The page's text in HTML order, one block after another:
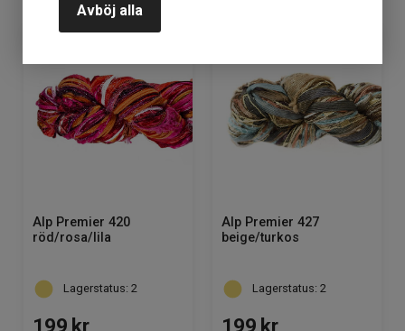
Avböj alla
Alp Premier 420
röd/rosa/lila
Lagerstatus: 2
199 kr
Alp Premier 427
beige/turkos
Lagerstatus: 2
199 kr